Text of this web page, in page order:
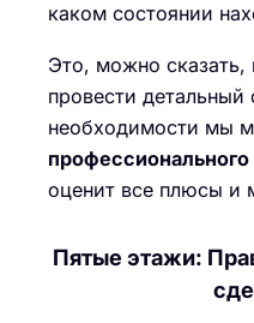
каком состоянии
Это, можно сказать,
провести
необходимости мы
профессионального
оценит все плюсы и
Пятые этажи: